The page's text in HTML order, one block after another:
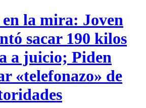
la mira: Joven
sacar 190 kilos
a juicio; Piden
«telefonazo» de